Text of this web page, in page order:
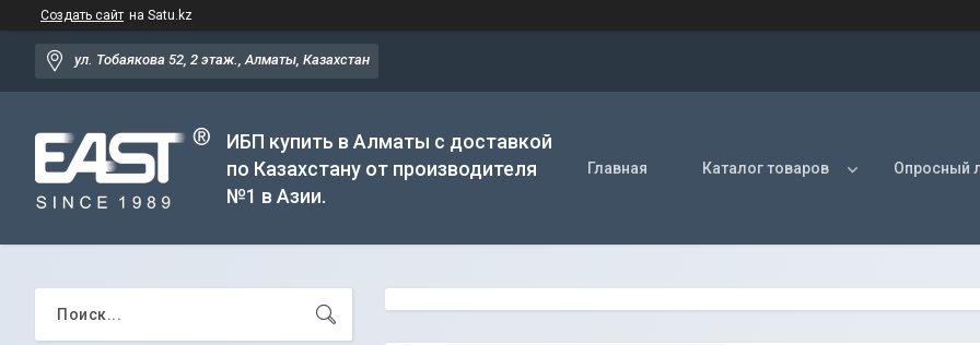
Создать сайт на Satu.kz
ул. Тобаякова 52, 2 этаж., Алматы, Казахстан
ИБП купить в Алматы с доставкой
по Казахстану от производителя
№1 в Азии.
Главная Каталог товаров Опросный